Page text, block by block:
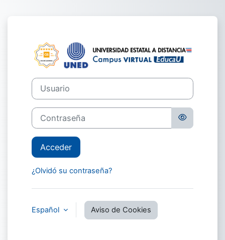
Entrar a
Usuario
Contraseña
Acceder
¿Olvidó su contraseña?
Español Aviso de Cookies